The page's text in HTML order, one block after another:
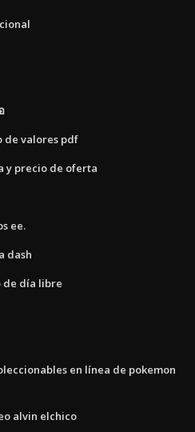
de valores pdf
y precio de oferta
ee.
dash
de día libre
en línea de pokemon
alvin elchico